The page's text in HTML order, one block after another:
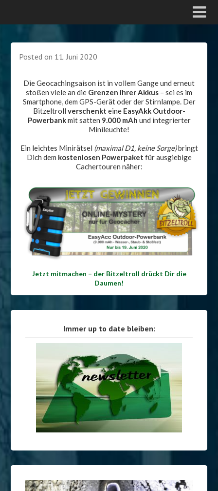
Posted on 11. Juni 2020
Die Geocachingsaison ist in vollem Gange und erneut
stoßen viele an die Grenzen ihrer Akkus – sei es im
Smartphone, dem GPS-Gerät oder der Stirnlampe. Der
Bitzeltroll verschenkt eine EasyAkk Outdoor-
Powerbankmit satten 9.000 mAh und integrierter
Minileuchte!
Ein leichtes Minirätsel (maximal D1, keine Sorge)bringt
Dich dem kostenlosen Powerpaket für ausgiebige
Cachertouren näher:
Jetzt mitmachen – der Bitzeltroll drückt Dir die
Daumen!
Immer up to date bleiben: